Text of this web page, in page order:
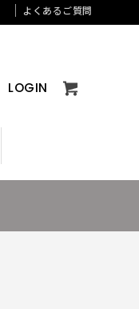
よくあるご質問
LOGIN